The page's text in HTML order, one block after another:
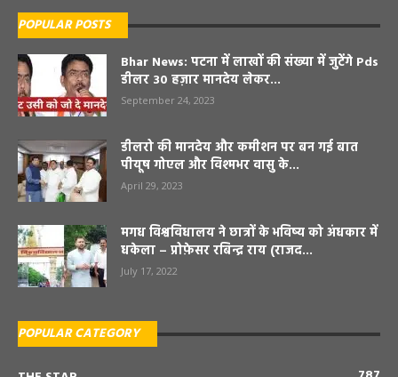
POPULAR POSTS
Bhar News: पटना में लाखों की संख्या में जुटेंगे Pds
डीलर 30 हज़ार मानदेय लेकर...
September 24, 2023
डीलरो की मानदेय और कमीशन पर बन गई बात
पीयूष गोएल और विश्मभर वासु के...
April 29, 2023
मगध विश्वविधालय ने छात्रों के भविष्य को अंधकार में
धकेला – प्रोफ़ेसर रबिन्द्र राय (राजद...
July 17, 2022
POPULAR CATEGORY